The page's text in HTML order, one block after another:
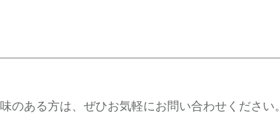
のある方は、ぜひお気軽にお問い合わせください。